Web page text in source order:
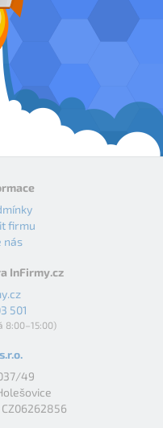
firmu
nás
InFirmy.cz
501
8:00–15:00)
49